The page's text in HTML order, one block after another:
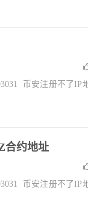
币安注册不了IP
合约地址
币安注册不了IP